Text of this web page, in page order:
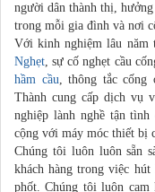
người dân thành thị,
trong mỗi gia đình và nơi
Với kinh nghiệm lâu năm
Nghẹt, sự cố nghẹt cầu
hầm cầu, thông tắc cống
Thành cung cấp dịch vụ
nghiệp lành nghề tận
cộng với máy móc thiết bị
Chúng tôi luôn luôn sẵn
khách hàng trong việc hút
phốt. Chúng tôi luôn cam